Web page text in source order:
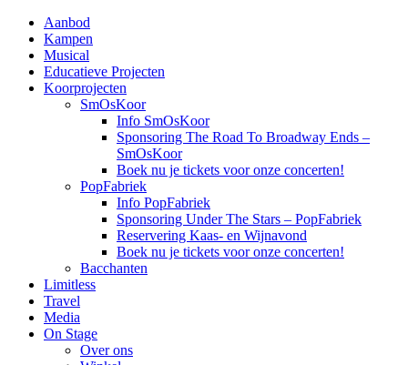
Aanbod
Kampen
Musical
Educatieve Projecten
Koorprojecten
SmOsKoor
Info SmOsKoor
Sponsoring The Road To Broadway Ends –
SmOsKoor
Boek nu je tickets voor onze concerten!
PopFabriek
Info PopFabriek
Sponsoring Under The Stars – PopFabriek
Reservering Kaas- en Wijnavond
Boek nu je tickets voor onze concerten!
Bacchanten
Limitless
Travel
Media
On Stage
Over ons